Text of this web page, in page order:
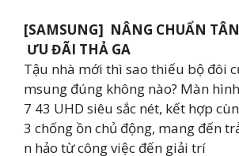
[SAMSUNG] NÂNG CHUẨN
ƯU ĐÃI THẢ GA
Tậu nhà mới thì sao thiếu bộ đôi
msung đúng không nào? Màn
7 43 UHD siêu sắc nét, kết hợp
3 chống ồn chủ động, mang đến
n hảo từ công việc đến giải trí